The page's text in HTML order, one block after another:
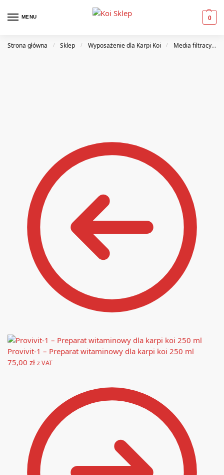
MENU 0
Strona główna / Sklep / Wyposażenie dla Karpi Koi / Media filtracyjne
Provivit-1 – Preparat witaminowy dla karpi koi 250 ml
75,00 zł z VAT